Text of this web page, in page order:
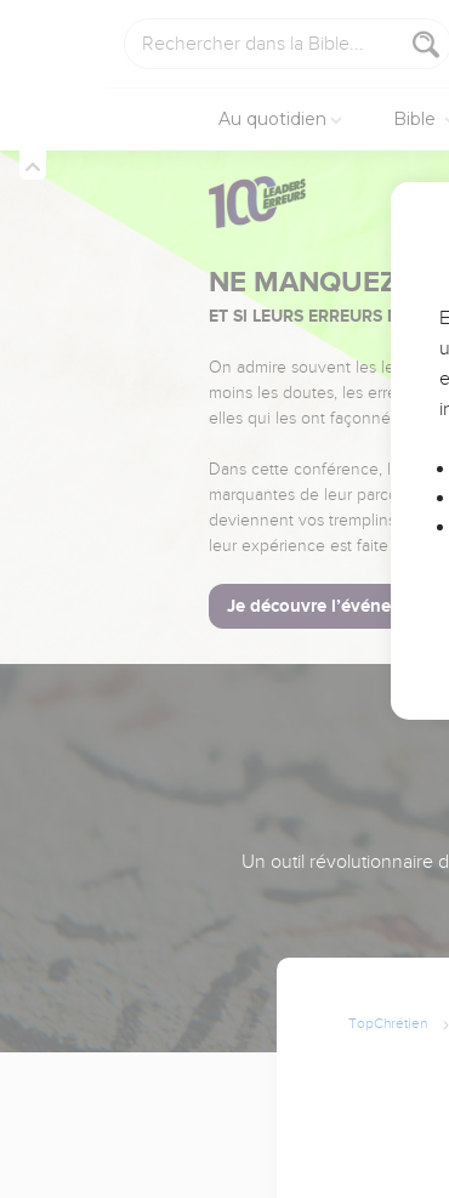
Au quotidien Bible
NE MANQUEZ
ET SI LEURS ERREURS
On admire souvent les leaders
moins les doutes, les erreurs et
elles qui les ont façonnés.
Dans cette conférence,
marquantes de leur parcours et
deviennent vos tremplins. Que
leur expérience est faite pour
Je découvre l’événement
Un outil révolutionnaire
TopChrétien